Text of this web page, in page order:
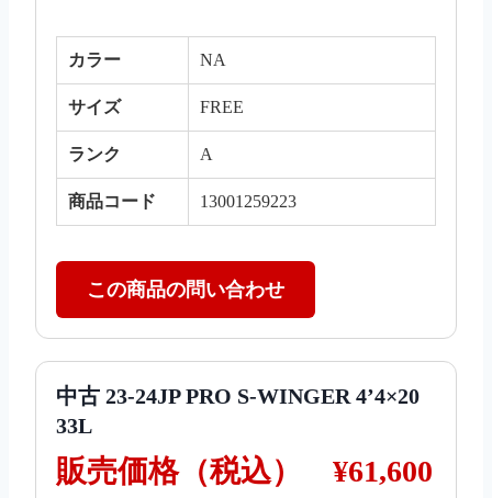
カラー NA
サイズ FREE
ランク A
商品コード 13001259223
この商品の問い合わせ
中古 23-24JP PRO S-WINGER 4’4×20
33L
販売価格（税込） ¥61,600